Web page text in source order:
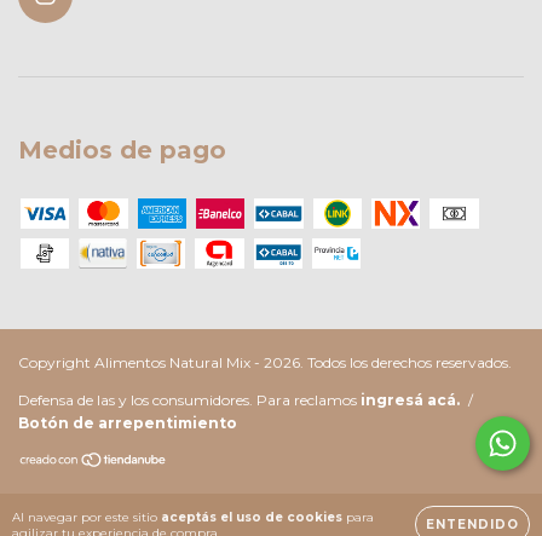
Al navegar por este sitio aceptás el uso de cookies para
agilizar tu experiencia de compra.
ENTENDIDO
Medios de pago
Copyright Alimentos Natural Mix - 2026. Todos los derechos reservados.
Defensa de las y los consumidores. Para reclamos ingresá acá. /
Botón de arrepentimiento